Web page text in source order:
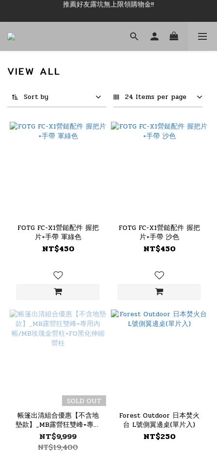
新加入會員即可現領 50元購物金!!
VIEW ALL
Sort by 24 Items per page
FOTG FC-X1營鎚配件 握把
片+手帶 軍綠色
NT$450
FOTG FC-X1營鎚配件 握把
片+手帶 沙色
NT$450
SOLD OUT
帳篷出清組合優惠【不含地
墊款】_MB露營狂雙峰+專用
內帳/MB玫瑰金營柱+FO黑化
伸縮營柱
NT$9,999
NT$19,400
Forest Outdoor 日本焚火
台 L號側翼邊桌(單片入)
NT$250